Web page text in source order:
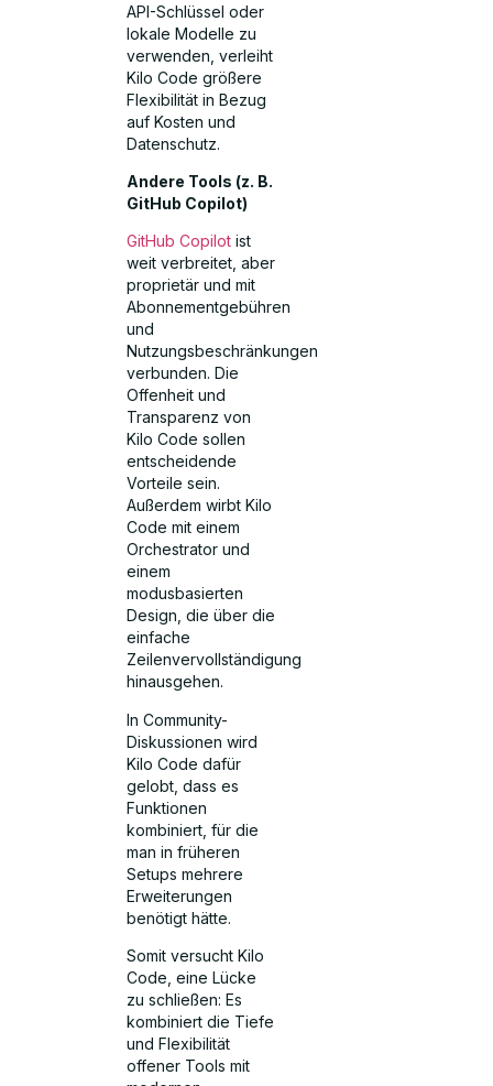
API-Schlüssel oder
lokale Modelle zu
verwenden, verleiht
Kilo Code größere
Flexibilität in Bezug
auf Kosten und
Datenschutz.
Andere Tools (z. B.
GitHub Copilot)
GitHub Copilotist
weit verbreitet, aber
proprietär und mit
Abonnementgebühren
und
Nutzungsbeschränkungen
verbunden. Die
Offenheit und
Transparenz von
Kilo Code sollen
entscheidende
Vorteile sein.
Außerdem wirbt Kilo
Code mit einem
Orchestrator und
einem
modusbasierten
Design, die über die
einfache
Zeilenvervollständigung
hinausgehen.
In Community-
Diskussionen wird
Kilo Code dafür
gelobt, dass es
Funktionen
kombiniert, für die
man in früheren
Setups mehrere
Erweiterungen
benötigt hätte.
Somit versucht Kilo
Code, eine Lücke
zu schließen: Es
kombiniert die Tiefe
und Flexibilität
offener Tools mit